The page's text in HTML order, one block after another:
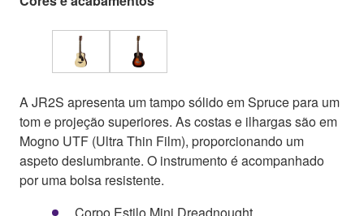
A JR2S apresenta um tampo sólido em Spruce para um
tom e projeção superiores. As costas e ilhargas são em
Mogno UTF (Ultra Thin Film), proporcionando um
aspeto deslumbrante. O instrumento é acompanhado
por uma bolsa resistente.